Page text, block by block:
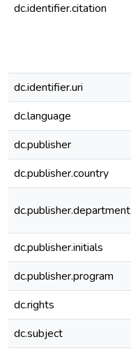
dc.identifier.citation
dc.identifier.uri
dc.language
dc.publisher
dc.publisher.country
dc.publisher.department
dc.publisher.initials
dc.publisher.program
dc.rights
dc.subject